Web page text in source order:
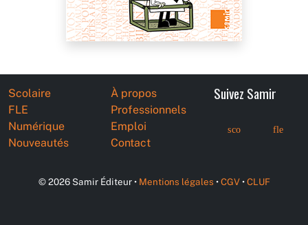
Scolaire
FLE
Numérique
Nouveautés
À propos
Professionnels
Emploi
Contact
Suivez Samir
sco fle
© 2026 Samir Éditeur • Mentions légales •CGV•CLUF